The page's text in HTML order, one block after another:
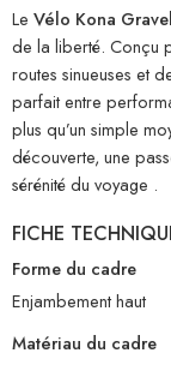
Le Vélo Kona
de la liberté. Conçu
routes sinueuses et
parfait entre
plus qu’un simple
découverte, une
sérénité du voyage .
FICHE
Forme du cadre
Enjambement haut
Matériau du cadre